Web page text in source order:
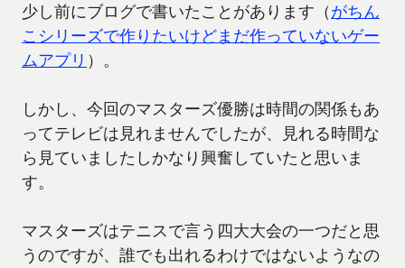
少し前にブログで書いたことがあります（がちん
こシリーズで作りたいけどまだ作っていないゲー
ムアプリ ）。
しかし、今回のマスターズ優勝は時間の関係もあ
ってテレビは見れませんでしたが、見れる時間な
ら見ていましたしかなり興奮していたと思いま
す。
マスターズはテニスで言う四大大会の一つだと思
うのですが、誰でも出れるわけではないようなの